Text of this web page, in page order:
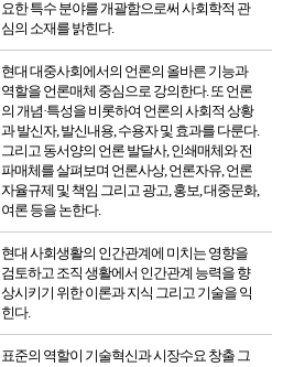
요한 특수 분야를 개괄함으로써 사회학적 관
심의 소재를 밝힌다.
현대 대중사회에서의 언론의 올바른 기능과
역할을 언론매체 중심으로 강의한다. 또 언론
의 개념·특성을 비롯하여 언론의 사회적 상황
과 발신자, 발신내용, 수용자 및 효과를 다룬다.
그리고 동서양의 언론 발달사, 인쇄매체와 전
파매체를 살펴보며 언론사상, 언론자유, 언론
자율규제 및 책임 그리고 광고, 홍보, 대중문화,
여론 등을 논한다.
현대 사회생활의 인간관계에 미치는 영향을
검토하고 조직 생활에서 인간관계 능력을 향
상시키기 위한 이론과 지식 그리고 기술을 익
힌다.
표준의 역할이 기술혁신과 시장수요 창출 그